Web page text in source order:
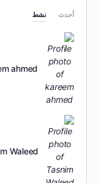
أحدث نشط
ahmed
Waleed